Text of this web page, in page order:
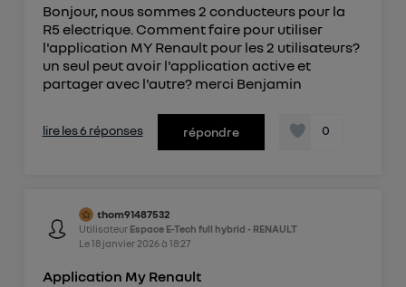
Bonjour, nous sommes 2 conducteurs pour la
R5 electrique. Comment faire pour utiliser
l'application MY Renault pour les 2 utilisateurs?
un seul peut avoir l'application active et
partager avec l'autre? merci Benjamin
lire les 6 réponses répondre 0
thom91487532
Utilisateur Espace E-Tech full hybrid - RENAULT
Le18 janvier 2026à 18:27
Application My Renault